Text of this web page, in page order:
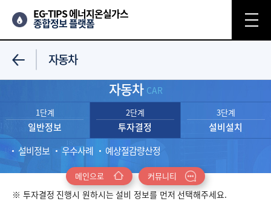
EG-TIPS 에너지온실가스
종합정보 플랫폼
자동차
자동차 CAR
1단계
일반정보
2단계
투자결정
설비정보
우수사례 예상절감량산정
3단계
설비설치
메인으로 커뮤니티
※ 투자결정 진행시 원하시는 설비 정보를 먼저 선택해주세요.